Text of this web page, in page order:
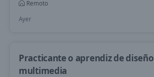
Remoto
Ayer
Practicante o aprendiz de diseño
multimedia